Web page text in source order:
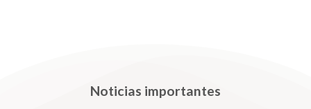
Noticias importantes